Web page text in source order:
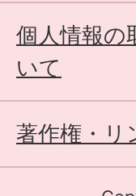
個人情報の
いて
著作権・リ